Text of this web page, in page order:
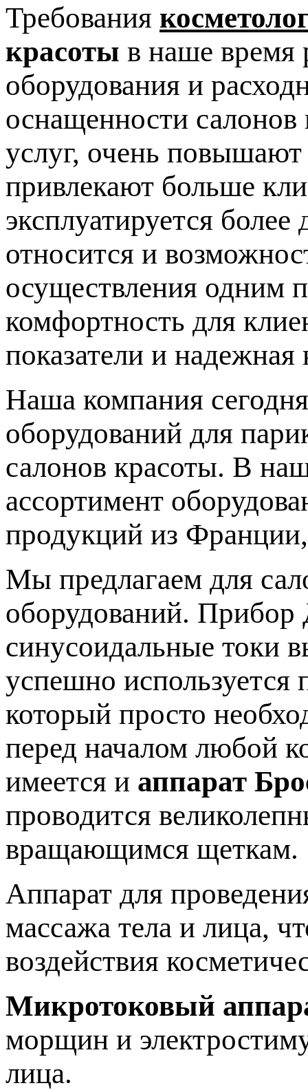
Требования
красоты в наше время
оборудования и
оснащенности салонов
услуг, очень
привлекают больше
эксплуатируется
относится и
осуществления одним
комфортность для
показатели и надежная
Наша компания
оборудований для
салонов красоты. В
ассортимент
продукций из
Мы предлагаем для
оборудований. Прибор
синусоидальные токи
успешно используется
который просто
перед началом любой
имеется и аппарат
проводится
вращающимся щеткам.
Аппарат для
массажа тела и лица,
воздействия
Микротоковый
морщин и
лица.